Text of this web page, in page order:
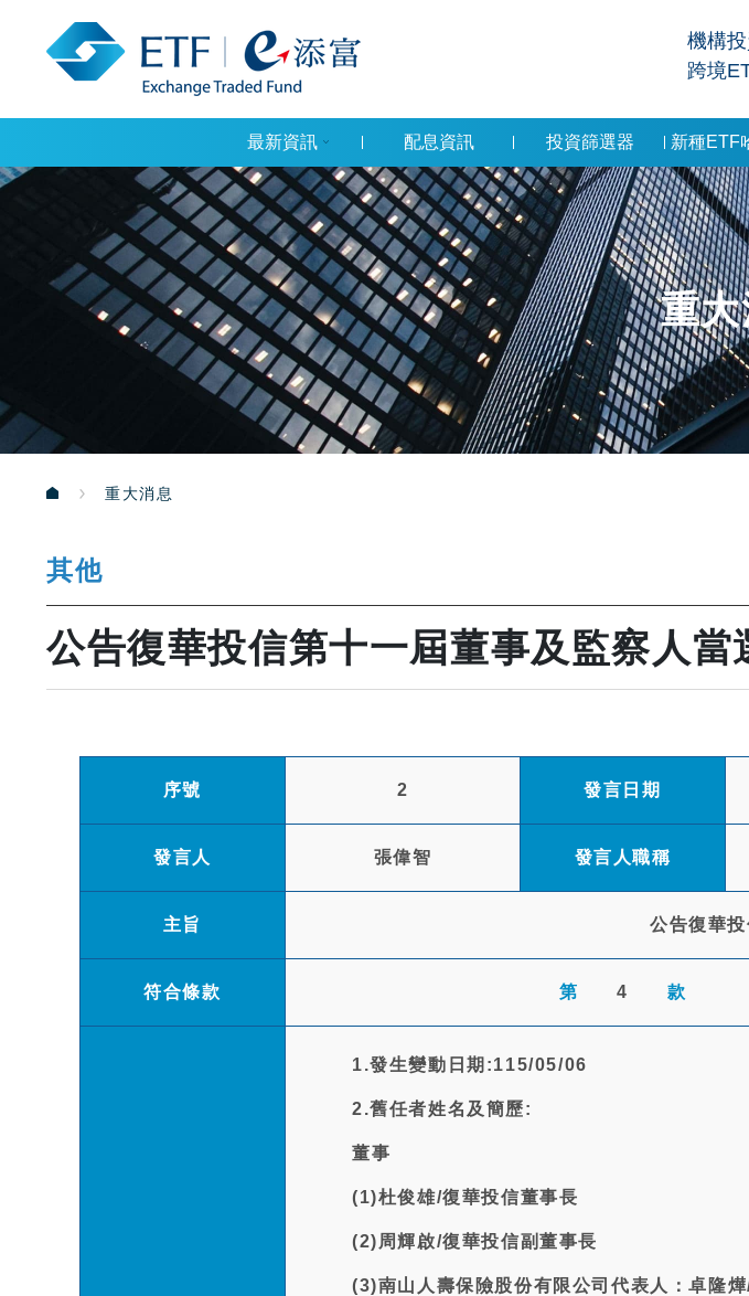
機構
跨境
最新資訊 配息資訊 投資篩選器 新種ETF
重
重大消息
其他
公告復華投信第十一屆董事及監察人當
序號 2 發言日期
發言人 張偉智 發言人職稱
主旨 公告復華
符合條款 第 4 款
1.發生變動日期:115/05/06
2.舊任者姓名及簡歷:
董事
(1)杜俊雄/復華投信董事長
(2)周輝啟/復華投信副董事長
(3)南山人壽保險股份有限公司代表人：卓隆